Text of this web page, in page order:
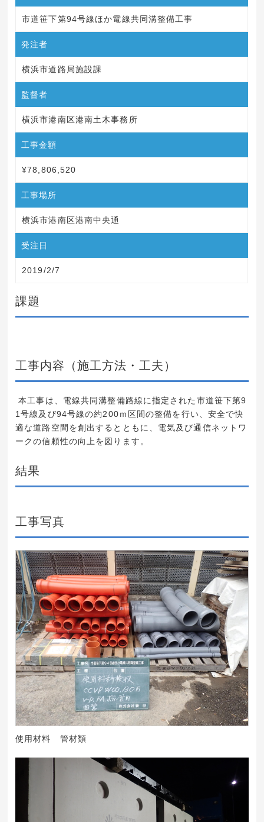
市道笹下第94号線ほか電線共同溝整備工事
発注者
横浜市道路局施設課
監督者
横浜市港南区港南土木事務所
工事金額
¥78,806,520
工事場所
横浜市港南区港南中央通
受注日
2019/2/7
課題
工事内容（施工方法・工夫）
本工事は、電線共同溝整備路線に指定された市道笹下第9
1号線及び94号線の約200ｍ区間の整備を行い、安全で快
適な道路空間を創出するとともに、電気及び通信ネットワ
ークの信頼性の向上を図ります。
結果
工事写真
使用材料 管材類